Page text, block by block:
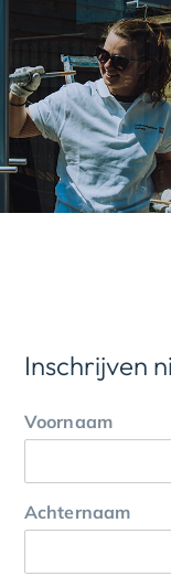
Inschrijven
Voornaam
Achternaam